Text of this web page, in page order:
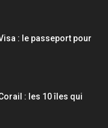
: le passeport pour
: les 10 îles qui